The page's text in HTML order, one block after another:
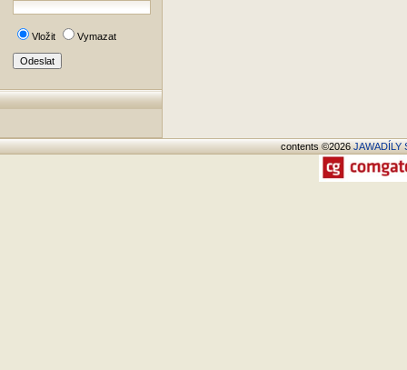
Vložit Vymazat
contents ©2026JAWADÍLY